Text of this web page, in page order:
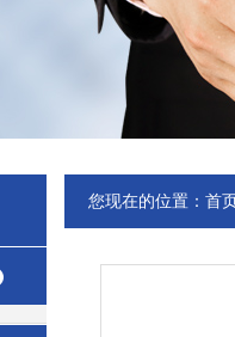
您现在的位置： 首